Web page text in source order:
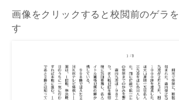
画像をクリックすると校閲前のゲラ
す